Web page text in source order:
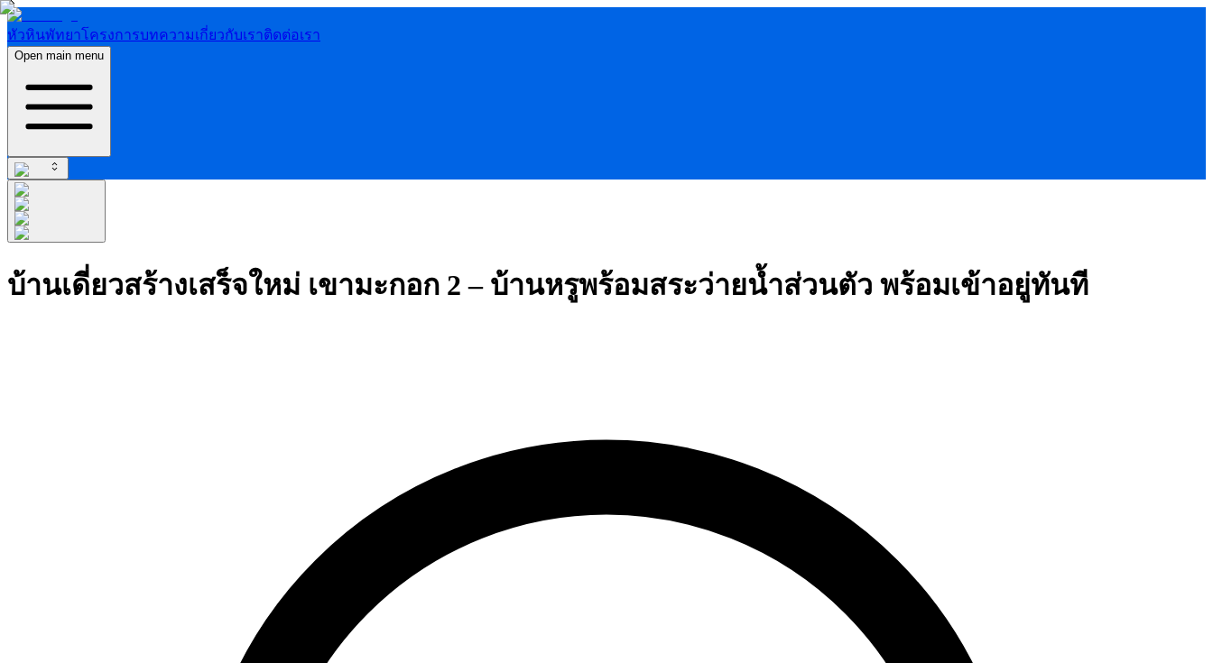
หัวหินพัทยาโครงการบทความเกี่ยวกับเราติดต่อเรา
Open main menu
บ้านเดี่ยวสร้างเสร็จใหม่ เขามะกอก 2 – บ้านหรูพร้อมสระว่ายน้ำส่วนตัว พร้อมเข้าอยู่ทันที